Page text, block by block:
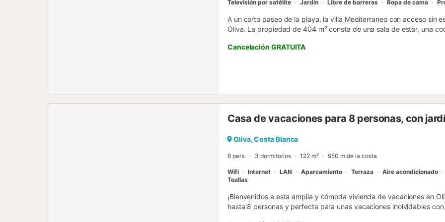
Televisión por satélite Jardín Libre de barreras Ropa de cama
A un corto paseo de la playa, la villa Mediterraneo con acceso sin
Oliva. La propiedad de 404 m² consta de una sala de estar, una
videollamadas), una smart TV con servicios de streaming, aire
aparcamiento gratuito disponible en la calle. Se permite una
cuenta con características de ahorro de luz y agua....
Cancelación GRATUITA
Casa de vacaciones para 8 personas, con
Oliva, Costa Blanca
8 pers. 3 dormitorios 122 m² 950 m de la costa
Wifi Internet LAN Aparcamiento Terraza
Aire acondicionado
Toallas
¡Bienvenidos a esta amplia y cómoda vivienda de vacaciones en
hasta 8 personas y perfecta para unas vacaciones inolvidables